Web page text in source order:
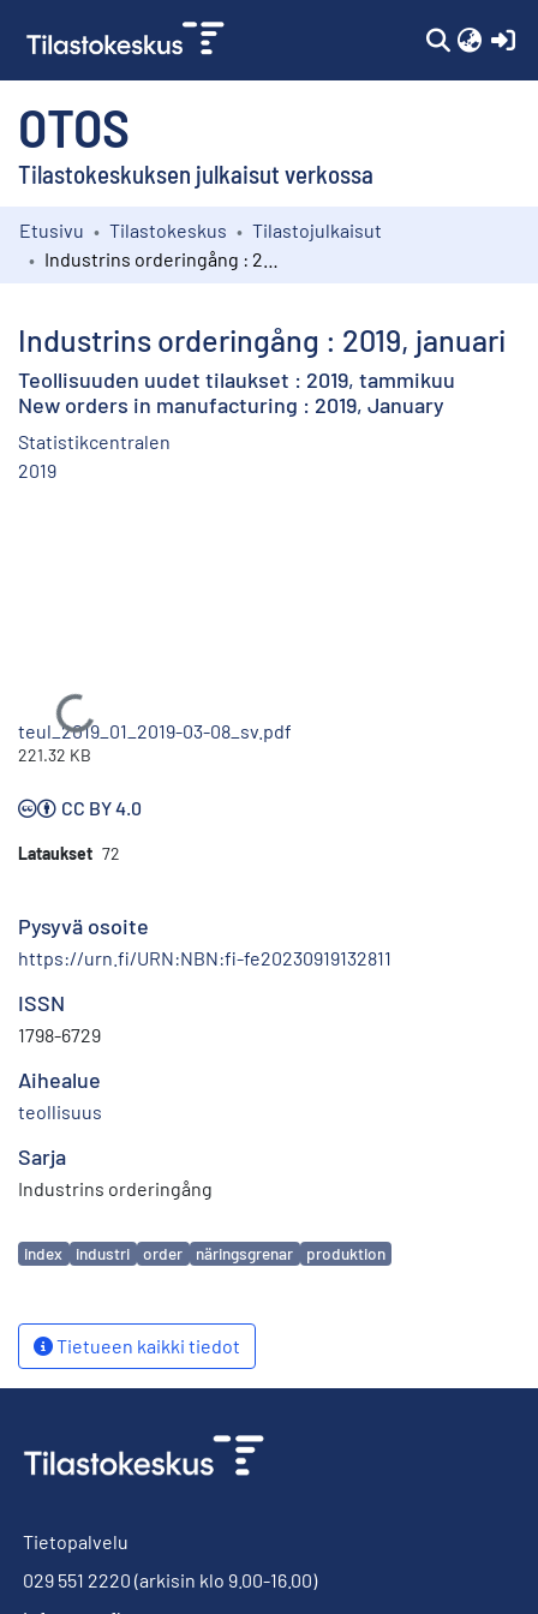
OTOS
Tilastokeskuksen julkaisut verkossa
Kokoelmat
Etusivu Tilastokeskus
Tilastojulkaisut
Industrins orderingång : 2019, januari
Teollisuuden uudet tilaukset : 2019, tammikuu
New orders in manufacturing : 2019, January
Statistikcentralen
2019
Ladataan...
teul_2019_01_2019-03-08_sv.pdf
221.32 KB
CC BY 4.0
Lataukset 72
Pysyvä osoite
https://urn.fi/URN:NBN:fi-fe20230919132811
ISSN
1798-6729
Aihealue
teollisuus
Sarja
Industrins orderingång
Avainsanat
index industri order näringsgrenar produktion
Tietueen kaikki tiedot
Tietopalvelu
029 551 2220 (arkisin klo 9.00-16.00)